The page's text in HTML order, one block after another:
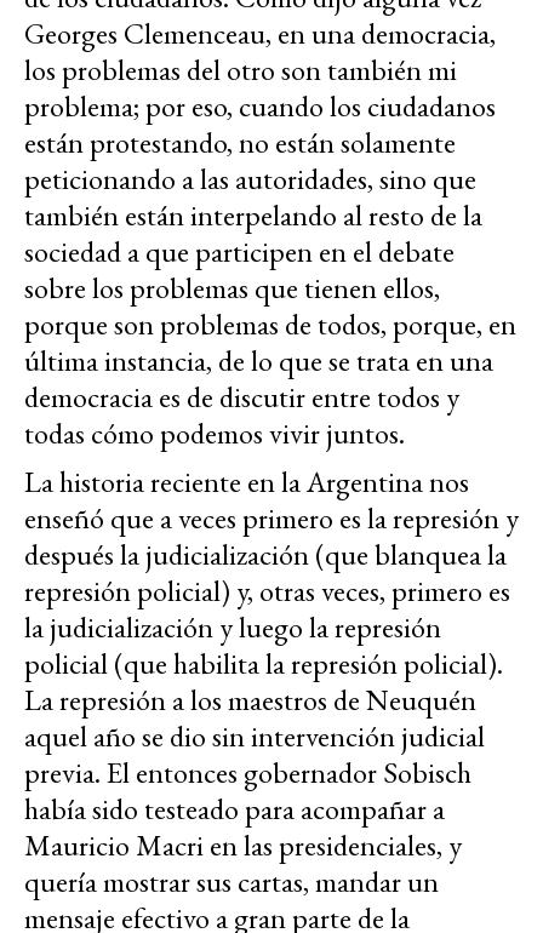
Georges Clemenceau, en una democracia,
los problemas del otro son también mi
problema; por eso, cuando los ciudadanos
están protestando, no están solamente
peticionando a las autoridades, sino que
también están interpelando al resto de la
sociedad a que participen en el debate
sobre los problemas que tienen ellos,
porque son problemas de todos, porque, en
última instancia, de lo que se trata en una
democracia es de discutir entre todos y
todas cómo podemos vivir juntos.
La historia reciente en la Argentina nos
enseñó que a veces primero es la represión y
después la judicialización (que blanquea la
represión policial) y, otras veces, primero es
la judicialización y luego la represión
policial (que habilita la represión policial).
La represión a los maestros de Neuquén
aquel año se dio sin intervención judicial
previa. El entonces gobernador Sobisch
había sido testeado para acompañar a
Mauricio Macri en las presidenciales, y
quería mostrar sus cartas, mandar un
mensaje efectivo a gran parte de la